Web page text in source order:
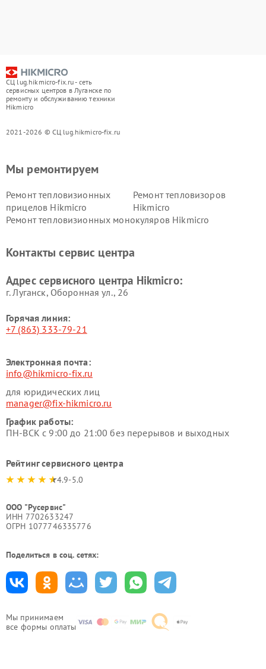
СЦ lug.hikmicro-fix.ru - сеть
сервисных центров в Луганске по
ремонту и обслуживанию техники
Hikmicro
2021-2026 © СЦ lug.hikmicro-fix.ru
Мы принимаем
все формы оплаты
Мы ремонтируем
Ремонт тепловизионных
прицелов Hikmicro
Ремонт тепловизоров
Hikmicro
Ремонт тепловизионных монокуляров Hikmicro
Контакты сервис центра
Адрес сервисного центра Hikmicro:
г. Луганск, Оборонная ул., 26
Горячая линия:
+7 (863) 333-79-21
Электронная почта:
info@hikmicro-fix.ru
для юридических лиц
manager@fix-hikmicro.ru
График работы:
ПН-ВСК с 9:00 до 21:00 без перерывов и выходных
Рейтинг сервисного центра
4.9-5.0
ООО "Русервис"
ИНН 7702633247
ОГРН 1077746335776
Поделиться в соц. сетях: